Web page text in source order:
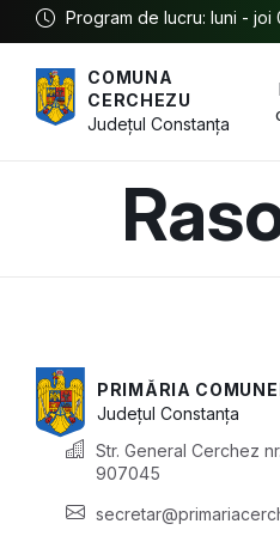
Program de lucru: luni - joi
COMUNA
CERCHEZU
JudețulConstanța
PRIMĂRIA
JudețulConstanța
Str. General Cerchez
907045